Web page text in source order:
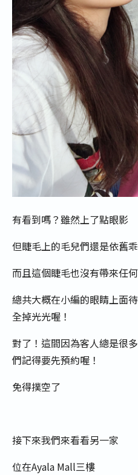
有看到嗎？雖然上了點眼影
但睫毛上的毛兒們還是依舊
而且這個睫毛也沒有帶來任
總共大概在小編的眼睛上面
全掉光光喔！
對了！這間因為客人總是很
們記得要先預約喔！
免得撲空了
接下來我們來看看另一家
位在Ayala Mall三樓